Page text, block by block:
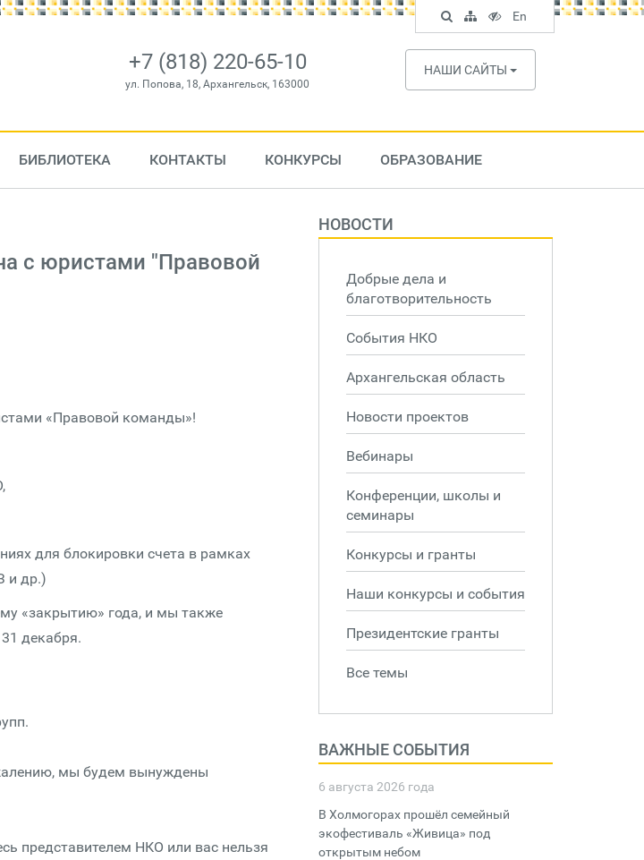
+7 (818) 220-65-10
ул. Попова, 18, Архангельск, 163000
НАШИ САЙТЫ
БИБЛИОТЕКА КОНТАКТЫ КОНКУРСЫ ОБРАЗОВАНИЕ
с юристами "Правовой
«Правовой команды»!
для блокировки счета в рамках
и др.)
«закрытию» года, и мы также
декабря.
мы будем вынуждены
представителем НКО или вас нельзя
НОВОСТИ
Добрые дела и
благотворительность
События НКО
Архангельская область
Новости проектов
Вебинары
Конференции, школы и
семинары
Конкурсы и гранты
Наши конкурсы и события
Президентские гранты
Все темы
ВАЖНЫЕ СОБЫТИЯ
6 августа 2026 года
В Холмогорах прошёл семейный
экофестиваль «Живица» под
открытым небом
Поиск
по
сайту
Карта
сайта
Версия
для
слабовидящих
En
English